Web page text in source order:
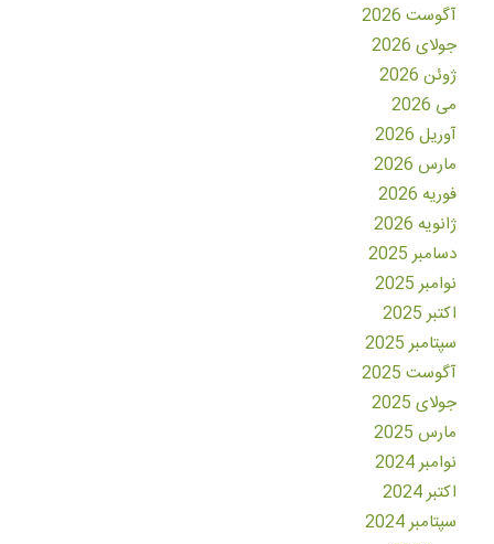
آگوست 2026
جولای 2026
ژوئن 2026
می 2026
آوریل 2026
مارس 2026
فوریه 2026
ژانویه 2026
دسامبر 2025
نوامبر 2025
اکتبر 2025
سپتامبر 2025
آگوست 2025
جولای 2025
مارس 2025
نوامبر 2024
اکتبر 2024
سپتامبر 2024